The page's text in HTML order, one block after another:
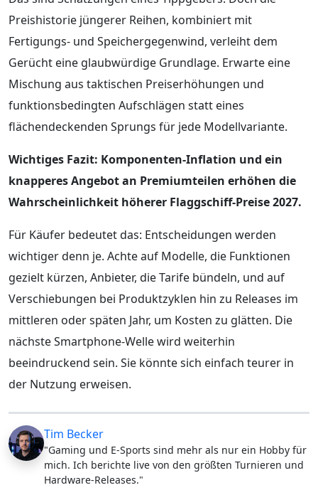
Preishistorie jüngerer Reihen, kombiniert mit
Fertigungs- und Speichergegenwind, verleiht dem
Gerücht eine glaubwürdige Grundlage. Erwarte eine
Mischung aus taktischen Preiserhöhungen und
funktionsbedingten Aufschlägen statt eines
flächendeckenden Sprungs für jede Modellvariante.
Wichtiges Fazit: Komponenten-Inflation und ein
knapperes Angebot an Premiumteilen erhöhen die
Wahrscheinlichkeit höherer Flaggschiff-Preise 2027.
Für Käufer bedeutet das: Entscheidungen werden
wichtiger denn je. Achte auf Modelle, die Funktionen
gezielt kürzen, Anbieter, die Tarife bündeln, und auf
Verschiebungen bei Produktzyklen hin zu Releases im
mittleren oder späten Jahr, um Kosten zu glätten. Die
nächste Smartphone-Welle wird weiterhin
beeindruckend sein. Sie könnte sich einfach teurer in
der Nutzung erweisen.
Tim Becker
"Gaming und E-Sports sind mehr als nur ein Hobby für
mich. Ich berichte live von den größten Turnieren und
Hardware-Releases."